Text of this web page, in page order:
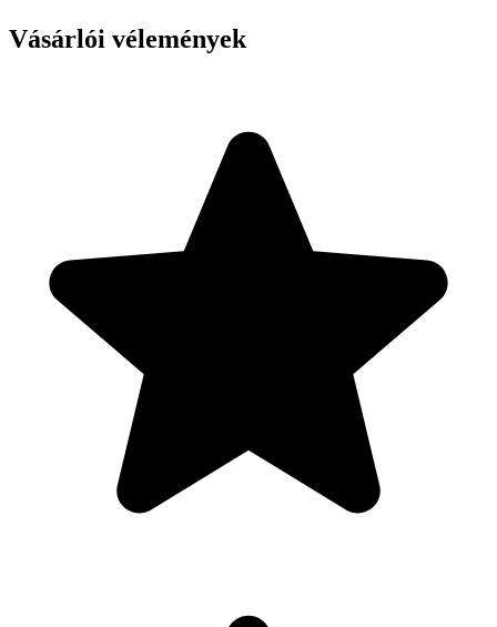
Vásárlói vélemények